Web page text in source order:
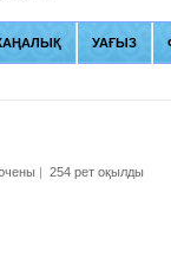
УАҒЫЗ
| 254 рет оқылды